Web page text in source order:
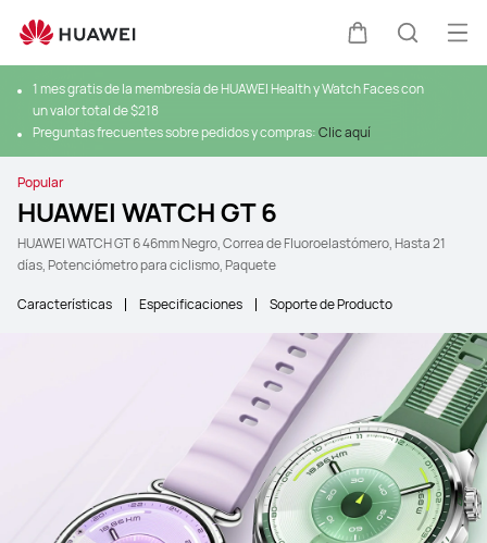
Carrito
1 mes gratis de la membresía de HUAWEI Health y Watch Faces con
un valor total de $218
Preguntas frecuentes sobre pedidos y compras:Clic aquí
Popular
HUAWEI WATCH GT 6
HUAWEI WATCH GT 6 46mm Negro, Correa de Fluoroelastómero, Hasta 21
días, Potenciómetro para ciclismo, Paquete
Características Especificaciones Soporte de Producto